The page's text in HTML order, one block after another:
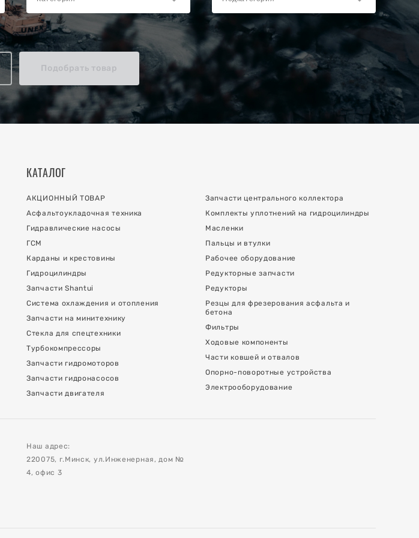
Подобрать товар
КАТАЛОГ
АКЦИОННЫЙ ТОВАР
Асфальтоукладочная техника
Гидравлические насосы
ГСМ
Карданы и крестовины
Гидроцилиндры
Запчасти Shantui
Система охлаждения и отопления
Запчасти на минитехнику
Стекла для спецтехники
Турбокомпрессоры
Запчасти гидромоторов
Запчасти гидронасосов
Запчасти двигателя
Запчасти центрального коллектора
Комплекты уплотнений на гидроцилиндры
Масленки
Пальцы и втулки
Рабочее оборудование
Редукторные запчасти
Редукторы
Резцы для фрезерования асфальта и
бетона
Фильтры
Ходовые компоненты
Части ковшей и отвалов
Опорно-поворотные устройства
Электрооборудование
Наш адрес:
220075, г.Минск, ул.Инженерная, дом №
4, офис 3